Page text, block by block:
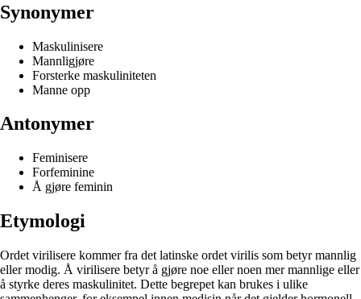
Synonymer
Maskulinisere
Mannligjøre
Forsterke maskuliniteten
Manne opp
Antonymer
Feminisere
Forfeminine
Å gjøre feminin
Etymologi
Ordet virilisere kommer fra det latinske ordet virilis som betyr mannlig
eller modig. Å virilisere betyr å gjøre noe eller noen mer mannlige eller
å styrke deres maskulinitet. Dette begrepet kan brukes i ulike